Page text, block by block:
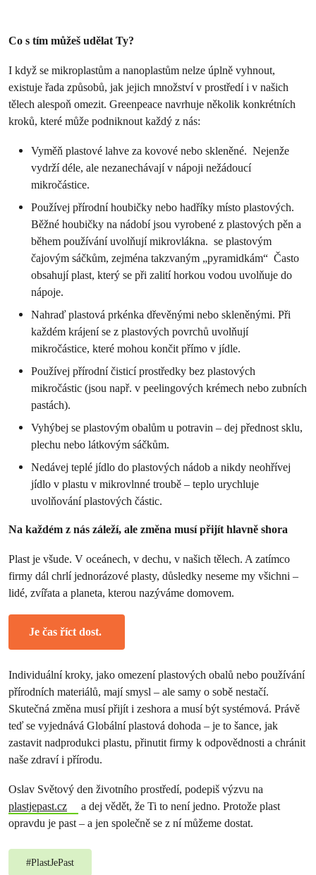
Co s tím můžeš udělat Ty?
I když se mikroplastům a nanoplastům nelze úplně vyhnout,
existuje řada způsobů, jak jejich množství v prostředí i v našich
tělech alespoň omezit. Greenpeace navrhuje několik konkrétních
kroků, které může podniknout každý z nás:
Vyměň plastové lahve za kovové nebo skleněné. Nejenže
vydrží déle, ale nezanechávají v nápoji nežádoucí
mikročástice.
Používej přírodní houbičky nebo hadříky místo plastových.
Běžné houbičky na nádobí jsou vyrobené z plastových pěn a
během používání uvolňují mikrovlákna. se plastovým
čajovým sáčkům, zejména takzvaným „pyramidkám“ Často
obsahují plast, který se při zalití horkou vodou uvolňuje do
nápoje.
Nahraď plastová prkénka dřevěnými nebo skleněnými. Při
každém krájení se z plastových povrchů uvolňují
mikročástice, které mohou končit přímo v jídle.
Používej přírodní čisticí prostředky bez plastových
mikročástic (jsou např. v peelingových krémech nebo zubních
pastách).
Vyhýbej se plastovým obalům u potravin – dej přednost sklu,
plechu nebo látkovým sáčkům.
Nedávej teplé jídlo do plastových nádob a nikdy neohřívej
jídlo v plastu v mikrovlnné troubě – teplo urychluje
uvolňování plastových částic.
Na každém z nás záleží, ale změna musí přijít hlavně shora
Plast je všude. V oceánech, v dechu, v našich tělech. A zatímco
firmy dál chrlí jednorázové plasty, důsledky neseme my všichni –
lidé, zvířata a planeta, kterou nazýváme domovem.
Je čas říct dost.
Individuální kroky, jako omezení plastových obalů nebo používání
přírodních materiálů, mají smysl – ale samy o sobě nestačí.
Skutečná změna musí přijít i zeshora a musí být systémová. Právě
teď se vyjednává Globální plastová dohoda – je to šance, jak
zastavit nadprodukci plastu, přinutit firmy k odpovědnosti a chránit
naše zdraví i přírodu.
Oslav Světový den životního prostředí, podepiš výzvu na
plastjepast.cz
a dej vědět, že Ti to není jedno. Protože plast
opravdu je past – a jen společně se z ní můžeme dostat.
#PlastJePast